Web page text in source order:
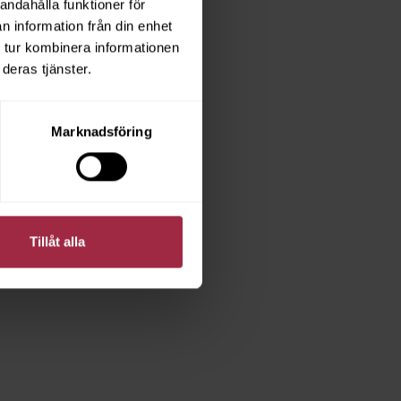
funktioner för
information från din enhet
kombinera informationen
tjänster.
Marknadsföring
Tillåt alla